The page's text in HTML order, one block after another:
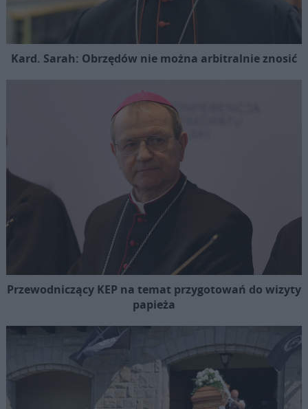
Kard. Sarah: Obrzędów nie można arbitralnie znosić
Przewodniczący KEP na temat przygotowań do wizyty
papieża